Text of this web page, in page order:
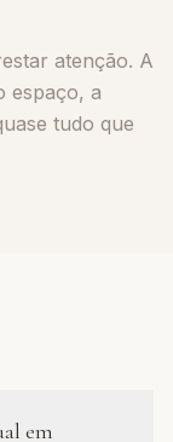
atenção. A
espaço, a
tudo que
em